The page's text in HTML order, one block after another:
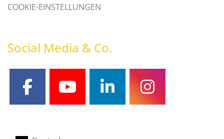
COOKIE-EINSTELLUNGEN
Social Media & Co.
facebookyoutubelinkedininstagram